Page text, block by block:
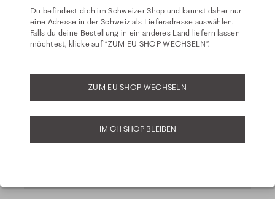
Du befindest dich im Schweizer Shop und kannst daher nur
eine Adresse in der Schweiz als Lieferadresse auswählen.
Falls du deine Bestellung in ein anderes Land liefern lassen
möchtest, klicke auf “ZUM EU SHOP WECHSELN”.
ZUM EU SHOP WECHSELN
IM CH SHOP BLEIBEN